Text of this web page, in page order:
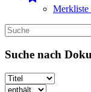
Merkliste
Suche nach